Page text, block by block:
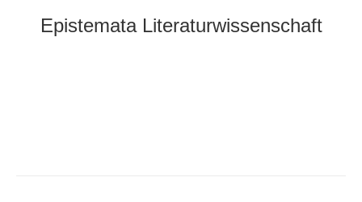
Epistemata Literaturwissenschaft